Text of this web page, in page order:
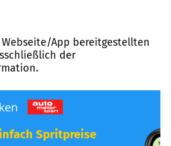
App bereitgestellten
der
Spritpreise